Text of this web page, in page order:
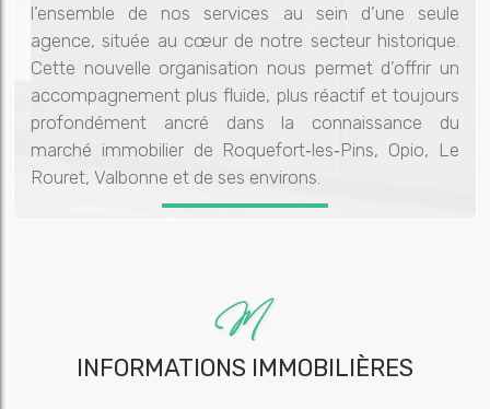
l’ensemble de nos services au sein d’une seule
agence, située au cœur de notre secteur historique.
Cette nouvelle organisation nous permet d’offrir un
accompagnement plus fluide, plus réactif et toujours
profondément ancré dans la connaissance du
marché immobilier de Roquefort‑les‑Pins, Opio, Le
Rouret, Valbonne et de ses environs.
INFORMATIONS IMMOBILIÈRES